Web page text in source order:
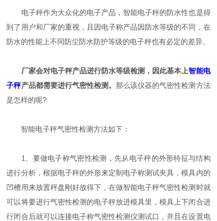
电子秤作为大众化的电子产品，智能电子秤的防水性也是得
到了用户和厂家的重视，且因电子称产品因防水等级的不同，在
防水的性能上不同防尘防水防护等级的电子秤也有必定的差异。
厂家会对电子秤产品进行防水等级检测，因此基本上智能电
子秤产品都需要进行气密性检测。那么该仪器的气密性检测方法
是怎样的呢?
智能电子秤气密性检测方法如下：
1、要做电子称气密性检测，先从电子秤的外形特征与结构
进行分析，根据电子秤的外形来定制电子称测试夹具，模具内的
凹槽用来放置秤盘刚好放得下，在做智能电子秤气密性检测时就
可以将要进行气密性检测的电子秤放进模具里，模具上下闭合进
行闭合后就可以连接电子称气密性检测仪测试口，并且在设置电